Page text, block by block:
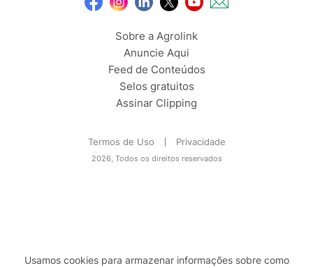
Sobre a Agrolink
Anuncie Aqui
Feed de Conteúdos
Selos gratuitos
Assinar Clipping
Termos de Uso Privacidade
2026, Todos os direitos reservados
Usamos cookies para armazenar informações sobre como